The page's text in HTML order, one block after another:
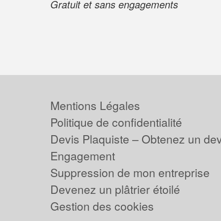
Gratuit et sans engagements
Mentions Légales
Politique de confidentialité
Devis Plaquiste – Obtenez un
Engagement
Suppression de mon entreprise
Devenez un plâtrier étoilé
Gestion des cookies